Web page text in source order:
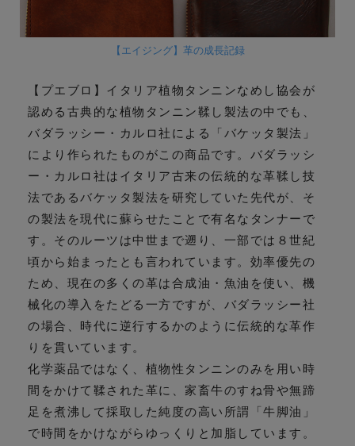
【エイジング】革の成長記録
【プエブロ】イタリア植物タンニンなめし協会が
認める古典的な植物タンニン鞣し製法の中でも、
バダラッシー・カルロ社による「バケッタ製法」
により作られたものがこの商品です。バダラッシ
ー・カルロ社はイタリア古来の伝統的な革鞣し技
法であるバケッタ製法を研究していた先代が、そ
の製法を現代に蘇らせたことで有名なタンナーで
す。そのルーツは中世まで遡り、一部では８世紀
頃から始まったとも言われています。効率優先の
ため、現在の多くの革は合成油・魚油を使い、機
械化の導入をたどる一方ですが、バダラッシー社
の場合、時代に逆行するかのように伝統的な革作
りを貫いています。
化学薬品ではなく、植物性タンニンのみを用い時
間をかけて鞣された革に、家畜牛のすね骨や無蹄
足を煮沸して採取した純度の高い所謂「牛脚油」
で時間をかけながらゆっくりと加脂しています。